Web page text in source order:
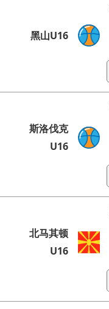
黑山U16
斯洛伐克
U16
北马其顿
U16